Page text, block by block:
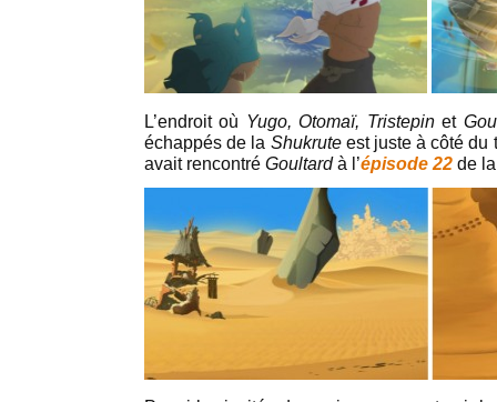
L’endroit où Yugo, Otomaï, Tristepinet
échappés de la Shukruteest juste à côté du
avait rencontré Goultardà l’épisode 22 de